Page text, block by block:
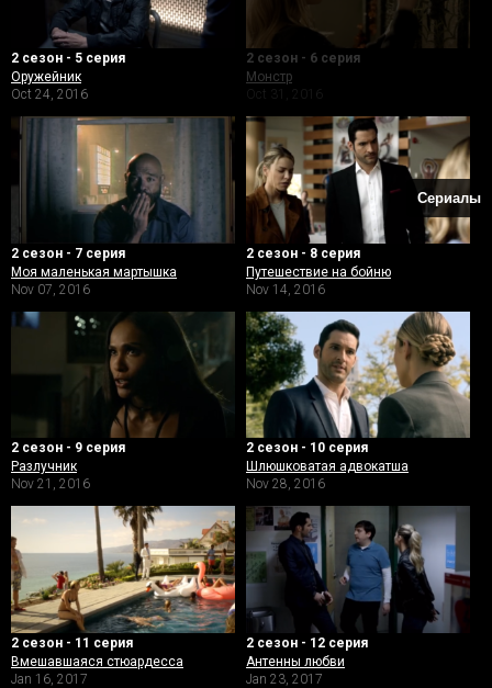
2 сезон - 5 серия
Оружейник
Oct 24, 2016
2 сезон - 6 серия
Монстр
Oct 31, 2016
2 сезон - 7 серия
Моя маленькая мартышка
Nov 07, 2016
2 сезон - 8 серия
Путешествие на бойню
Nov 14, 2016
2 сезон - 9 серия
Разлучник
Nov 21, 2016
2 сезон - 10 серия
Шлюшковатая адвокатша
Nov 28, 2016
2 сезон - 11 серия
Вмешавшаяся стюардесса
Jan 16, 2017
2 сезон - 12 серия
Антенны любви
Jan 23, 2017
Сериалы